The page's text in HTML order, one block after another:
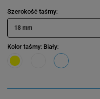
Szerokość taśmy
18 mm
Kolor taśmy: Biały